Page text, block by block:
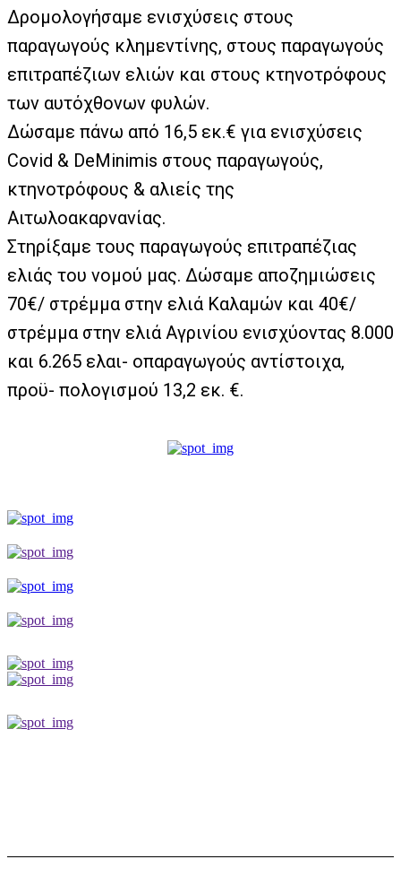
Δρομολογήσαμε ενισχύσεις στους
παραγωγούς κλημεντίνης, στους παραγωγούς
επιτραπέζιων ελιών και στους κτηνοτρόφους
των αυτόχθονων φυλών.
Δώσαμε πάνω από 16,5 εκ.€ για ενισχύσεις
Covid & DeMinimis στους παραγωγούς,
κτηνοτρόφους & αλιείς της
Αιτωλοακαρνανίας.
Στηρίξαμε τους παραγωγούς επιτραπέζιας
ελιάς του νομού μας. Δώσαμε αποζημιώσεις
70€/ στρέμμα στην ελιά Καλαμών και 40€/
στρέμμα στην ελιά Αγρινίου ενισχύοντας 8.000
και 6.265 ελαι- οπαραγωγούς αντίστοιχα,
προϋ- πολογισμού 13,2 εκ. €.